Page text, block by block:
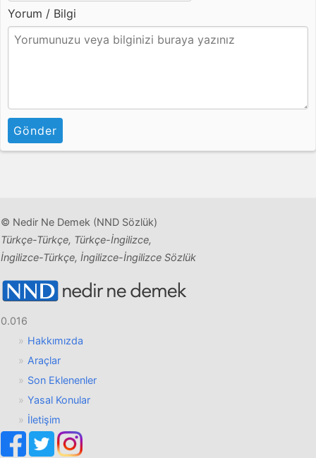
Yorum / Bilgi
Gönder
© Nedir Ne Demek (NND Sözlük)
Türkçe-Türkçe, Türkçe-İngilizce,
İngilizce-Türkçe, İngilizce-İngilizce Sözlük
0.016
Hakkımızda
Araçlar
Son Eklenenler
Yasal Konular
İletişim